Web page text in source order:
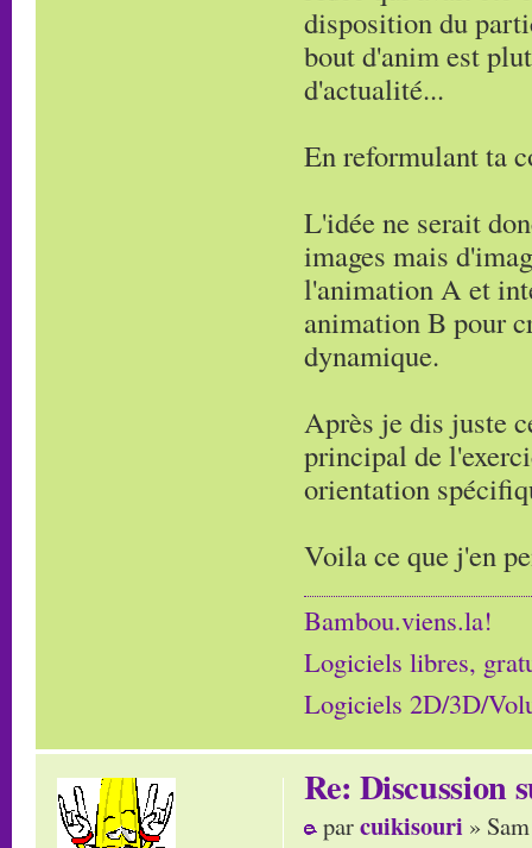
disposition du
bout d'anim est
d'actualité...
En reformulant ta
L'idée ne serait
images mais
l'animation A et
animation B pour
dynamique.
Après je dis juste
principal de
orientation
Voila ce que j'en
Bambou.viens.la!
Logiciels libres,
Logiciels 2D/3D/
Re: Discussion
parcuikisouri »